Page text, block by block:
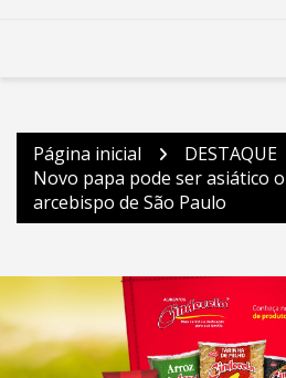
Página inicial
DESTAQUE
Novo papa pode ser asiático
arcebispo de São Paulo